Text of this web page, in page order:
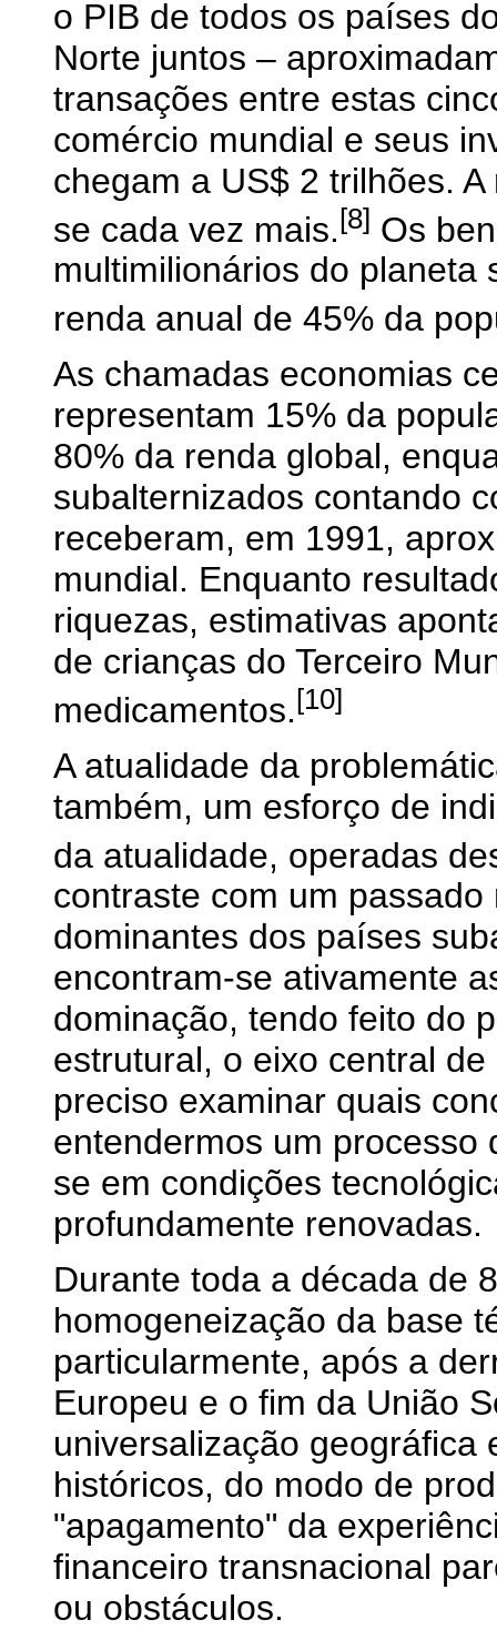
o PIB de todos os países
Norte juntos –
transações entre estas
comércio mundial e seus
chegam a US$ 2 trilhões.
se cada vez mais.[8] Os
multimilionários do planeta
renda anual de 45% da
As chamadas economias
representam 15% da
80% da renda global,
subalternizados contando
receberam, em 1991,
mundial. Enquanto
riquezas, estimativas
de crianças do Terceiro
medicamentos.[10]
A atualidade da
também, um esforço de
da atualidade, operadas
contraste com um
dominantes dos países
encontram-se ativamente
dominação, tendo feito do
estrutural, o eixo central
preciso examinar quais
entendermos um processo
se em condições
profundamente renovadas.
Durante toda a década de
homogeneização da base
particularmente, após a
Europeu e o fim da União
universalização geográfica
históricos, do modo de
"apagamento" da
financeiro transnacional
ou obstáculos.